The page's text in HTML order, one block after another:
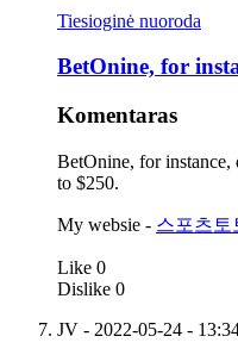
Tiesioginė nuoroda
BetOnine, for
Komentaras
BetOnine, for instance,
to $250.
My websie - 스포츠토
Like 0
Dislike 0
JV - 2022-05-24 -